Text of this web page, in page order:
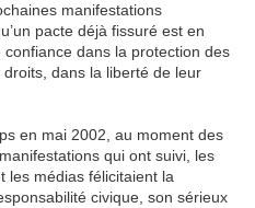
manifestations
pacte déjà fissuré est en
dans la protection des
droits, dans la liberté de leur
en mai 2002, au moment des
qui ont suivi, les
les médias félicitaient la
civique, son sérieux